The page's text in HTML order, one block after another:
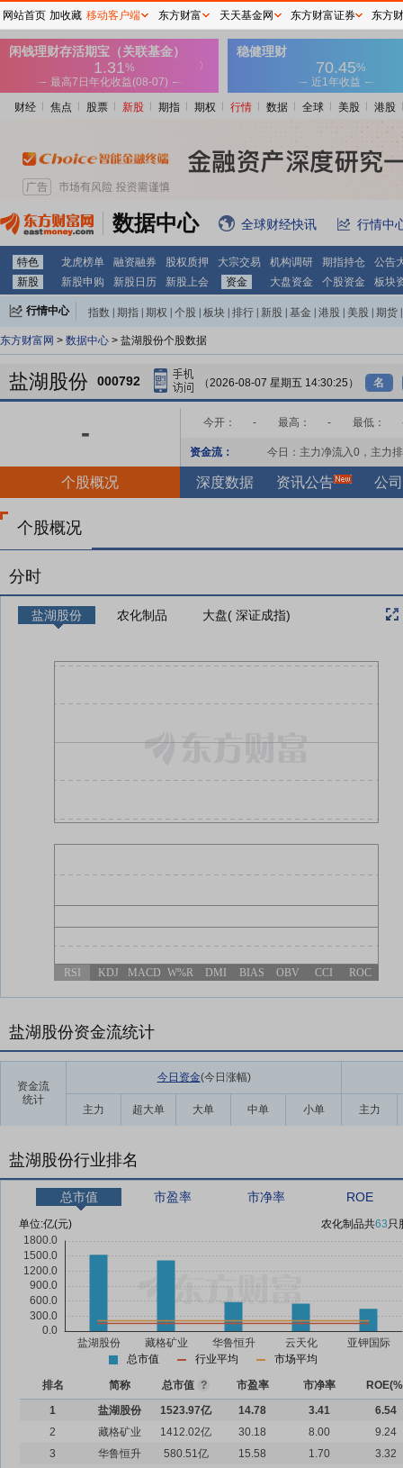
财经 焦点 股票 新股 期指 期权 行情 数据 全球 美股 港股
数据中心 全球财经快讯 行情中
特色 龙虎榜单 融资融券 股权质押 大宗交易 机构调研 期指持仓
公告
新股
新股申购 新股日历 新股上会 资金 大盘资金 个股资金 板块
行情中心 指数 期指 期权 个股 板块 排行 新股 基金 港股 美股 期货
东方财富网 > 数据中心 > 盐湖股份个股数据
盐湖股份 000792 （2026-08-07 星期五 14:30:25） 名
- 今开： - 最高： - 最低：
资金流： 今日：主力净流入0 ，主力
个股概况 深度数据 资讯公告 公
个股概况
分时
盐湖股份 农化制品 大盘( 深证成指)
RSI KDJ MACD W%R DMI BIAS OBV CCI ROC
盐湖股份资金流统计
资金流
统计
今日资金(今日涨幅)
主力 超大单 大单 中单 小单 主力
盐湖股份行业排名
总市值 市盈率 市净率 ROE
单位:亿(元) 农化制品共63只
总市值 行业平均 市场平均
排名 简称 总市值 ? 市盈率 市净率
1
盐湖股份 1523.97亿 14.78 3.41
6.54
2
藏格矿业 1412.02亿 30.18 8.00
9.24
3
华鲁恒升 580.51亿 15.58 1.70
3.32
网站首页 加收藏 移动客户端 东方财富 天天基金网 东方财富证券 东方